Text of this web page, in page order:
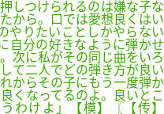
しつけられるのは嫌な子な
から。口では愛想良くはい
やりたいことしかやらない
自分の好きなように弾かせ
次に私がその同じ曲をいろ
て二人でどの弾き方が良い
からその子にもう一度弾か
くなってるのよ。良いとこ
わけよ」【模】〖【传】